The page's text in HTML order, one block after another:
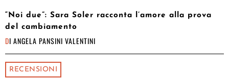
“Noi due”: Sara Soler racconta l’amore alla prova
del cambiamento
DI ANGELA PANSINI VALENTINI
RECENSIONI